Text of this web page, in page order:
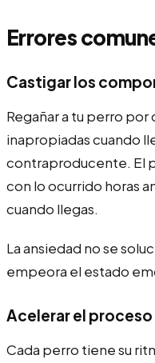
Errores
Castigar los
Regañar a tu perro
inapropiadas cuando
contraproducente. El
con lo ocurrido horas
cuando llegas.
La ansiedad no se
empeora el estado
Acelerar el proceso
Cada perro tiene su